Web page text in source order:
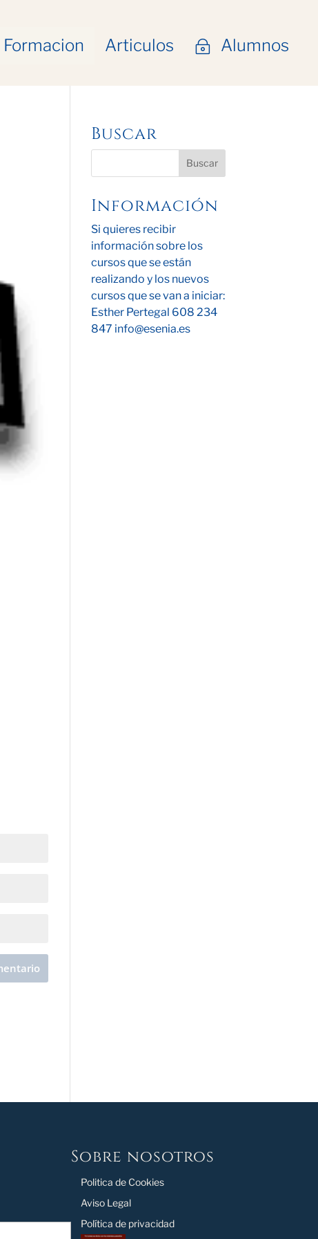
Formacion Articulos ~ Alumnos
Buscar
Información
Si quieres recibir
información sobre los
cursos que se están
realizando y los nuevos
cursos que se van a iniciar:
Esther Pertegal 608 234
847 info@esenia.es
Sobre nosotros
Politica de Cookies
Aviso Legal
Política de privacidad